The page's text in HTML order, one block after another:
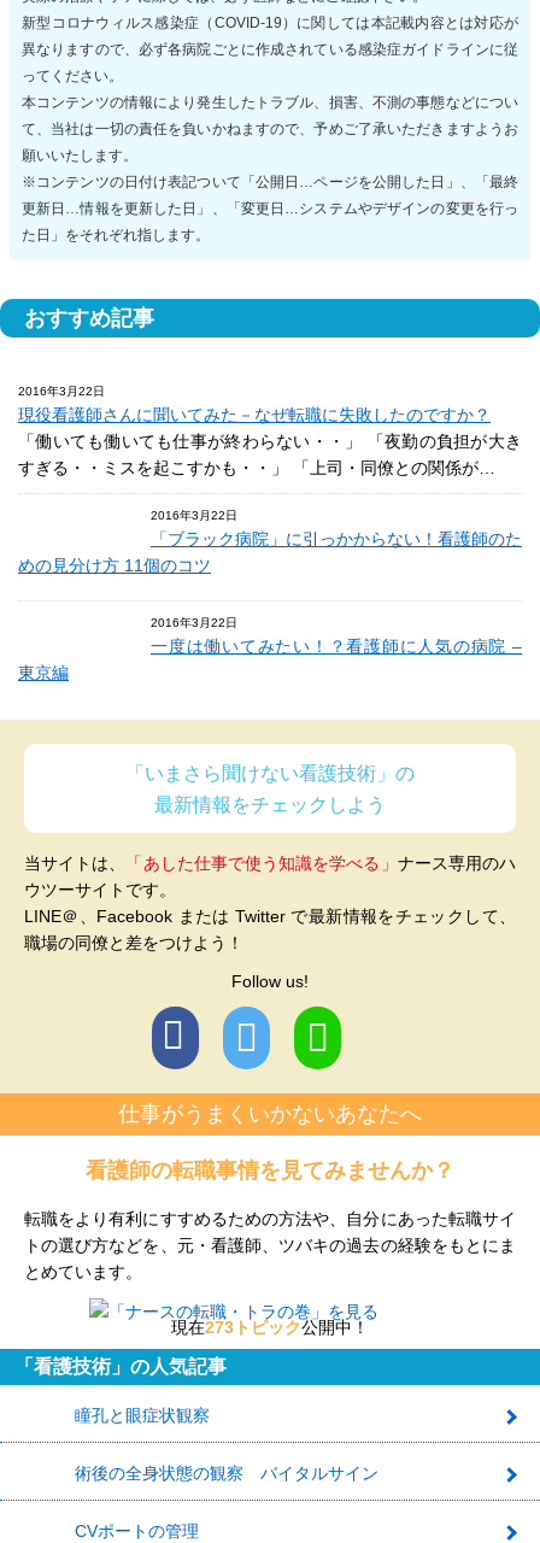
新型コロナウィルス感染症（COVID-19）に関しては本記載内容とは対応が
異なりますので、必ず各病院ごとに作成されている感染症ガイドラインに従
ってください。
本コンテンツの情報により発生したトラブル、損害、不測の事態などについ
て、当社は一切の責任を負いかねますので、予めご了承いただきますようお
願いいたします。
※コンテンツの日付け表記ついて「公開日…ページを公開した日」、「最終
更新日…情報を更新した日」、「変更日…システムやデザインの変更を行っ
た日」をそれぞれ指します。
おすすめ記事
2016年3月22日
現役看護師さんに聞いてみた－なぜ転職に失敗したのですか？
「働いても働いても仕事が終わらない・・」 「夜勤の負担が大き
すぎる・・ミスを起こすかも・・」 「上司・同僚との関係が…
2016年3月22日
「ブラック病院」に引っかからない！看護師のた
めの見分け方 11個のコツ
2016年3月22日
一度は働いてみたい！？看護師に人気の病院 –
東京編
「いまさら聞けない看護技術」の
最新情報をチェックしよう
当サイトは、 「あした仕事で使う知識を学べる」 ナース専用のハ
ウツーサイトです。
LINE＠、Facebook または Twitter で最新情報をチェックして、
職場の同僚と差をつけよう！
Follow us!
仕事がうまくいかないあなたへ
看護師の転職事情を見てみませんか？
転職をより有利にすすめるための方法や、自分にあった転職サイ
トの選び方などを、元・看護師、ツバキの過去の経験をもとにま
とめています。
現在273トピック公開中！
「看護技術」の人気記事
瞳孔と眼症状観察
術後の全身状態の観察 バイタルサイン
CVポートの管理